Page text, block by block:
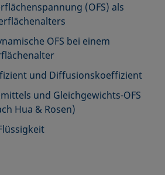
(OFS) als
OFS bei einem
und Diffusionskoeffizient
und Gleichgewichts-OFS
Hua & Rosen)